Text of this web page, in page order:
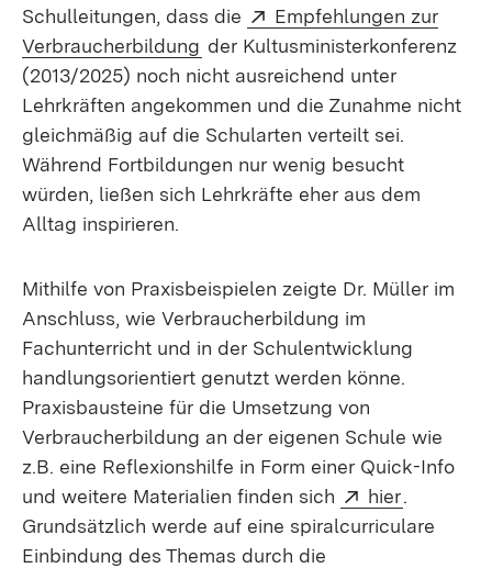
Schulleitungen, dass die
Extern:
Empfehlungen zur
Verbraucherbildung (Öffnet in neuem Fenster)
der Kultusministerkonferenz
(2013/2025) noch nicht ausreichend unter
Lehrkräften angekommen und die Zunahme nicht
gleichmäßig auf die Schularten verteilt sei.
Während Fortbildungen nur wenig besucht
würden, ließen sich Lehrkräfte eher aus dem
Alltag inspirieren.
Mithilfe von Praxisbeispielen zeigte Dr. Müller im
Anschluss, wie Verbraucherbildung im
Fachunterricht und in der Schulentwicklung
handlungsorientiert genutzt werden könne.
Praxisbausteine für die Umsetzung von
Verbraucherbildung an der eigenen Schule wie
z.B. eine Reflexionshilfe in Form einer Quick-Info
und weitere Materialien finden sich
Extern:
hier.
Grundsätzlich werde auf eine spiralcurriculare
Einbindung des Themas durch die